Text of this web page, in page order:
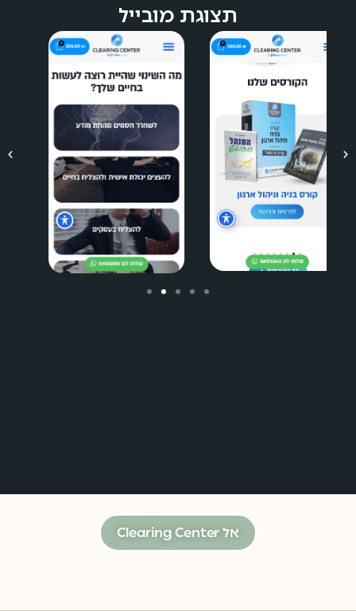
תצוגת מובייל
אל Clearing Center